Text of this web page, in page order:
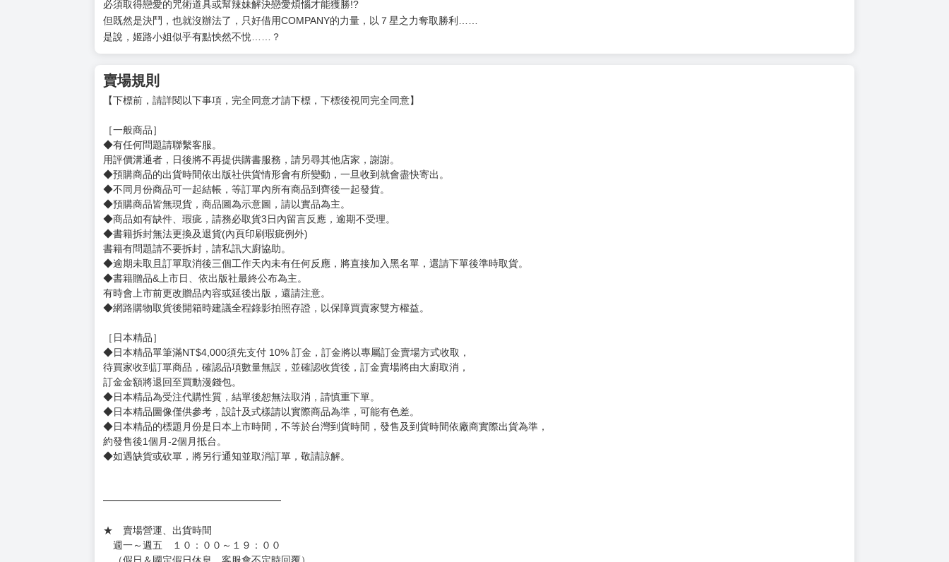
在五月交流戰中獲勝，正在享受短暫悠閒的我，篠原緋呂斗，收到一封名為「特別決鬥」的挑戰書。
自稱知道我來學園島的原因的「她」說，只要我在決鬥中獲勝，就願意與我見面。
而且決鬥的內容是……感情諮商？
必須取得戀愛的咒術道具或幫辣妹解決戀愛煩惱才能獲勝!?
但既然是決鬥，也就沒辦法了，只好借用COMPANY的力量，以７星之力奪取勝利……
是說，姬路小姐似乎有點怏然不悅……？
賣場規則
【下標前，請詳閱以下事項，完全同意才請下標，下標後視同完全同意】
［一般商品］
◆有任何問題請聯繫客服。
用評價溝通者，日後將不再提供購書服務，請另尋其他店家，謝謝。
◆不同月份商品可一起結帳，等訂單內所有商品到齊後一起發貨。
◆預購商品皆無現貨，商品圖為示意圖，請以實品為主。
◆商品如有缺件、瑕疵，請務必取貨3日內留言反應，逾期不受理。
◆書籍拆封無法更換及退貨(內頁印刷瑕疵例外)
書籍有問題請不要拆封，請私訊大廚協助。
◆逾期未取且訂單取消後三個工作天內未有任何反應，將直接加入黑名單，還請下單後準時取貨。
◆書籍贈品&上市日、依出版社最終公布為主。
有時會上市前更改贈品內容或延後出版，還請注意。
◆網路購物取貨後開箱時建議全程錄影拍照存證，以保障買賣家雙方權益。
訂金金額將退回至買動漫錢包。
◆日本精品為受注代購性質，結單後恕無法取消，請慎重下單。
◆日本精品圖像僅供參考，設計及式樣請以實際商品為準，可能有色差。